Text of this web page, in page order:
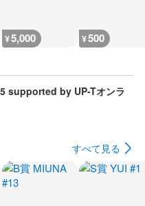
¥5,000 ¥500
supported by UP-Tオンラ
すべて見る